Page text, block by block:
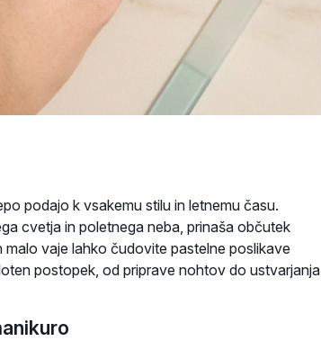
podajo k vsakemu stilu in letnemu času.
cvetja in poletnega neba, prinaša občutek
vaje lahko čudovite pastelne poslikave
postopek, od priprave nohtov do ustvarjanja